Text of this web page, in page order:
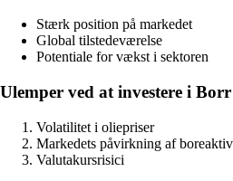
Stærk position på markedet
Global tilstedeværelse
Potentiale for vækst i sektoren
Ulemper ved at investere i
Volatilitet i oliepriser
Markedets påvirkning af
Valutakursrisici